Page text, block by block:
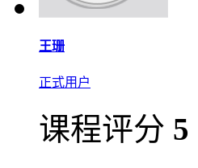
王珊
正式用户
课程评分 5